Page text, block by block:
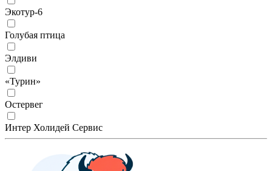
Экотур-6
Голубая птица
Элдиви
«Турин»
Остервег
Интер Холидей Сервис